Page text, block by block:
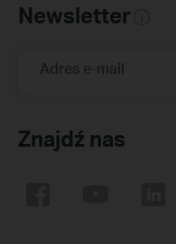
Newsletter
Adres e-mail
Znajdź nas